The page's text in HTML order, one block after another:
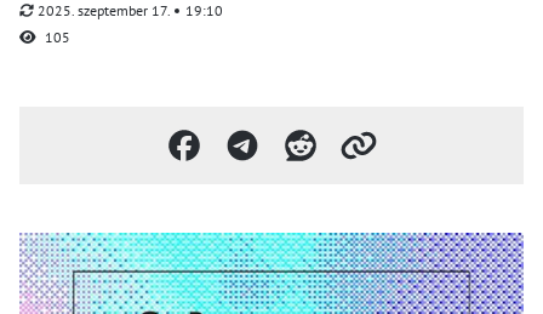
2025. szeptember 17.
19:10
105